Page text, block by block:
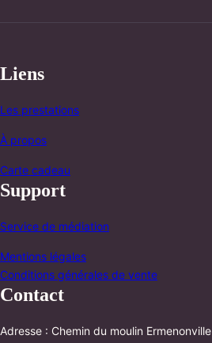
Liens
Les prestations
À propos
Carte cadeau
Support
Service de médiation
Mentions légales
Conditions générales de vente
Contact
Adresse : Chemin du moulin Ermenonville